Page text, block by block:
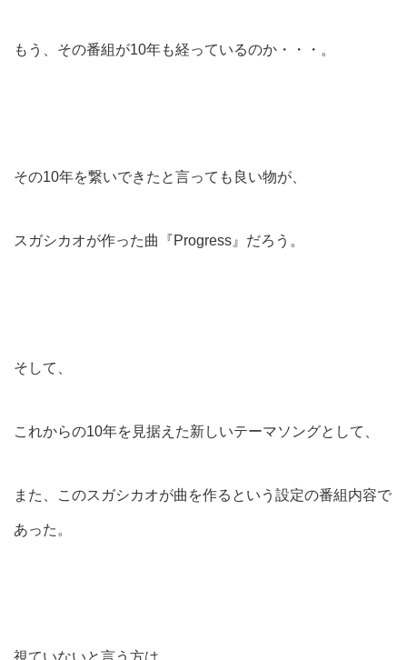
もう、その番組が10年も経っているのか・・・。
その10年を繋いできたと言っても良い物が、
スガシカオが作った曲『Progress』だろう。
そして、
これからの10年を見据えた新しいテーマソングとして、
また、このスガシカオが曲を作るという設定の番組内容で
あった。
視ていないと言う方は、